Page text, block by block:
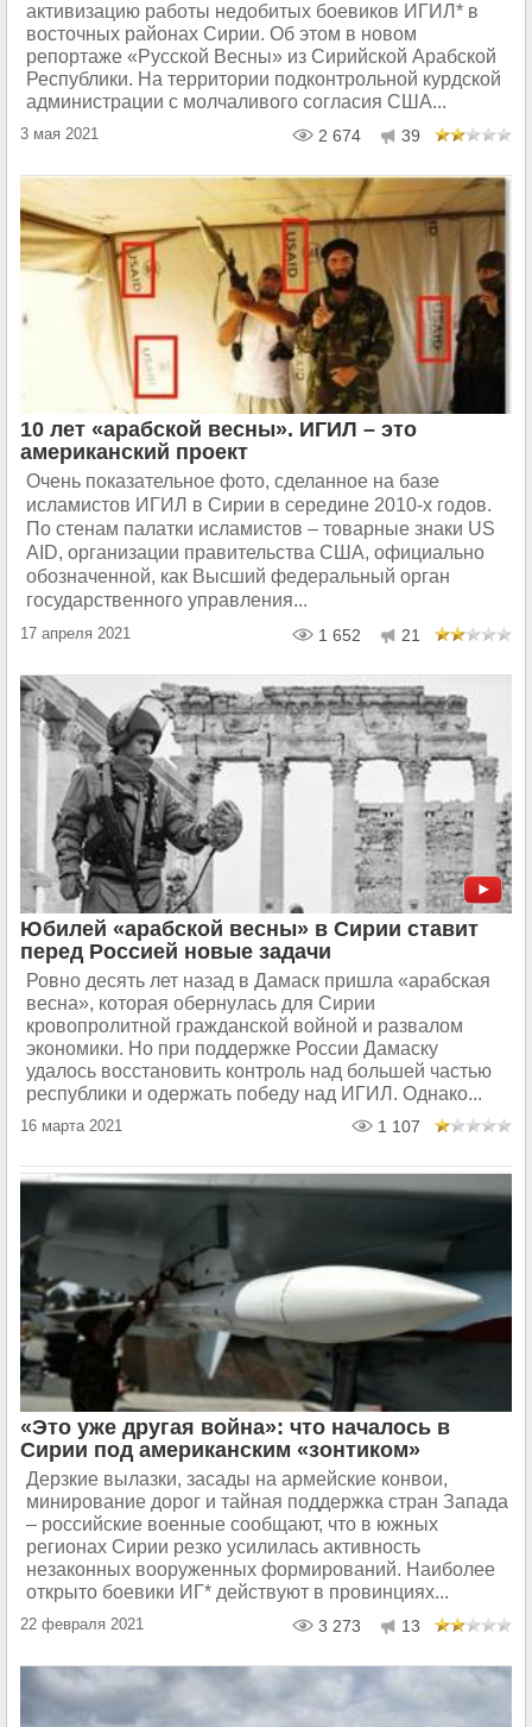
активизацию работы недобитых боевиков ИГИЛ* в
восточных районах Сирии. Об этом в новом
репортаже «Русской Весны» из Сирийской Арабской
Республики.​ На территории подконтрольной курдской
администрации с молчаливого согласия США...
3 мая 2021 2 674 39
10 лет «арабской весны». ИГИЛ – это
американский проект
Очень показательное фото, сделанное на базе
исламистов ИГИЛ в Сирии в середине 2010-х годов.
По стенам палатки исламистов – товарные знаки US
AID, организации правительства США, официально
обозначенной, как Высший федеральный орган
государственного управления...
17 апреля 2021 1 652 21
Юбилей «арабской весны» в Сирии ставит
перед Россией новые задачи
Ровно десять лет назад в Дамаск пришла «арабская
весна», которая обернулась для Сирии
кровопролитной гражданской войной и развалом
экономики. Но при поддержке России Дамаску
удалось восстановить контроль над большей частью
республики и одержать победу над ИГИЛ. Однако...
16 марта 2021 1 107
«Это уже другая война»: что началось в
Сирии под американским «зонтиком»
Дерзкие вылазки, засады на армейские конвои,
минирование дорог и тайная поддержка стран Запада
– российские военные сообщают, что в южных
регионах Сирии резко усилилась активность
незаконных вооруженных формирований. Наиболее
открыто боевики ИГ* действуют в провинциях...
22 февраля 2021 3 273 13